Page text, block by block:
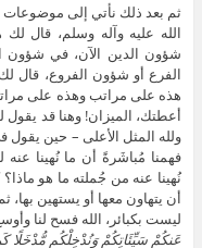
ثم بعد ذلك نأتي إلى موضوعات
الله عليه وآله وسلم، قال
شؤون الدين الآن، في شؤون
الفرع أو شؤون الفروع، قال
هذه على مراتب وهذه على
أعطتك، الميزان! وهنا قد
ولله المثل الأعلى – حين يقول
فهمنا مُباشَرةً أن ما نُهينا
نُهينا عنه من جُملته ما هو
أن يتهاون معها أو يستهين بها،
ليست بكبائر، الله فسح لنا
عَنكُمْ سَيِّئَاتِكُمْ وَنُدْخِلْكُم مُّدْخَلًا